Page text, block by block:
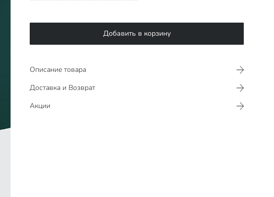
Добавить в корзину
Описание товара
Доставка и Возврат
Акции